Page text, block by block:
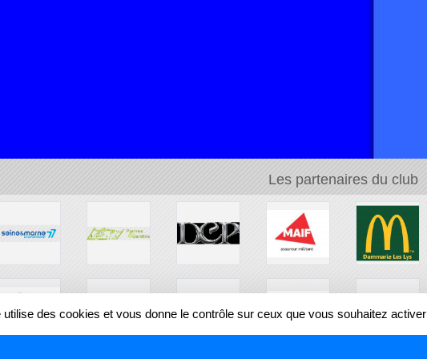
Les partenaires du club
utilise des cookies et vous donne le contrôle sur ceux que vous souhaitez activer